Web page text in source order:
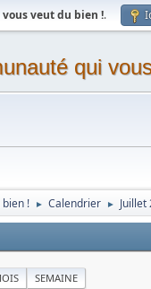
veut du bien !.
qui
! ► Calendrier ► Juillet
SEMAINE